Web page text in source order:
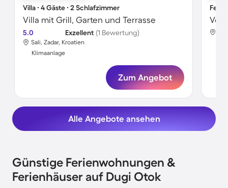
Villa ∙ 4 Gäste ∙ 2 Schlafzimmer
Villa mit Grill, Garten und Terrasse
5.0 Exzellent (1 Bewertung)
Sali, Zadar, Kroatien
Klimaanlage
Zum Angebot
Alle Angebote ansehen
Günstige Ferienwohnungen &
Ferienhäuser auf Dugi Otok